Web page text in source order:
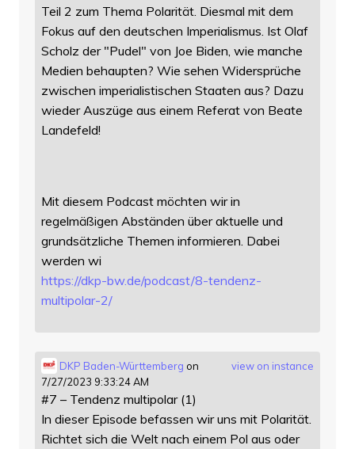
Teil 2 zum Thema Polarität. Diesmal mit dem
Fokus auf den deutschen Imperialismus. Ist Olaf
Scholz der "Pudel" von Joe Biden, wie manche
Medien behaupten? Wie sehen Widersprüche
zwischen imperialistischen Staaten aus? Dazu
wieder Auszüge aus einem Referat von Beate
Landefeld!
Mit diesem Podcast möchten wir in
regelmäßigen Abständen über aktuelle und
grundsätzliche Themen informieren. Dabei
werden wi
https://dkp-bw.de/podcast/8-tendenz-
multipolar-2/
view on instance
DKP Baden-Württemberg on
7/27/2023 9:33:24 AM
#7 – Tendenz multipolar (1)
In dieser Episode befassen wir uns mit Polarität.
Richtet sich die Welt nach einem Pol aus oder